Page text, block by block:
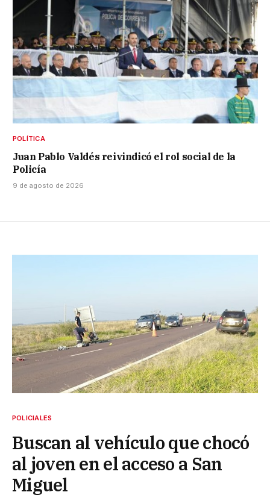
POLÍTICA
Juan Pablo Valdés reivindicó el rol social de la
Policía
9 de agosto de 2026
POLICIALES
Buscan al vehículo que chocó
al joven en el acceso a San
Miguel